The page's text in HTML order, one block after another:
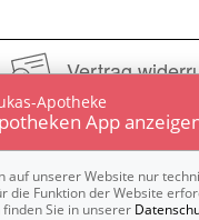
Vertrag
Datenschutz
Widerrufsbelehrung
Apotheke
App
auf unserer Website nur
die Funktion der Website
Sie in unserer